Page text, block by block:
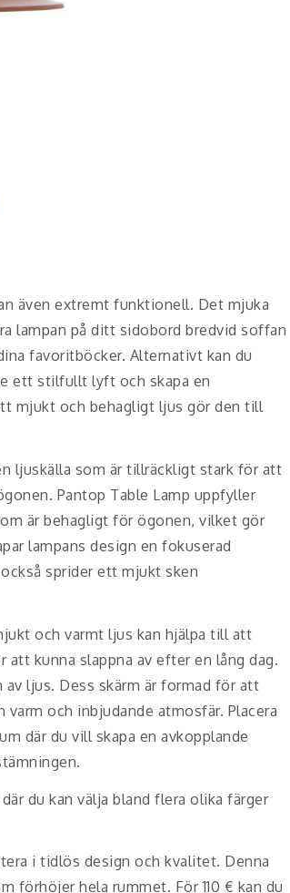
även extremt funktionell. Det mjuka
lampan på ditt sidobord bredvid soffan
favoritböcker. Alternativt kan du
ett stilfullt lyft och skapa en
mjukt och behagligt ljus gör den till
ljuskälla som är tillräckligt stark för att
Pantop Table Lamp uppfyller
är behagligt för ögonen, vilket gör
lampans design en fokuserad
sprider ett mjukt sken
och varmt ljus kan hjälpa till att
kunna slappna av efter en lång dag.
ljus. Dess skärm är formad för att
och inbjudande atmosfär. Placera
där du vill skapa en avkopplande
du kan välja bland flera olika färger
i tidlös design och kvalitet. Denna
förhöjer hela rummet. För 110 € kan du